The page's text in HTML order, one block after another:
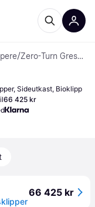
/ Zero-Turn Gressklippere
Sideutkast, Bioklipp
66 425 kr
66 425 kr